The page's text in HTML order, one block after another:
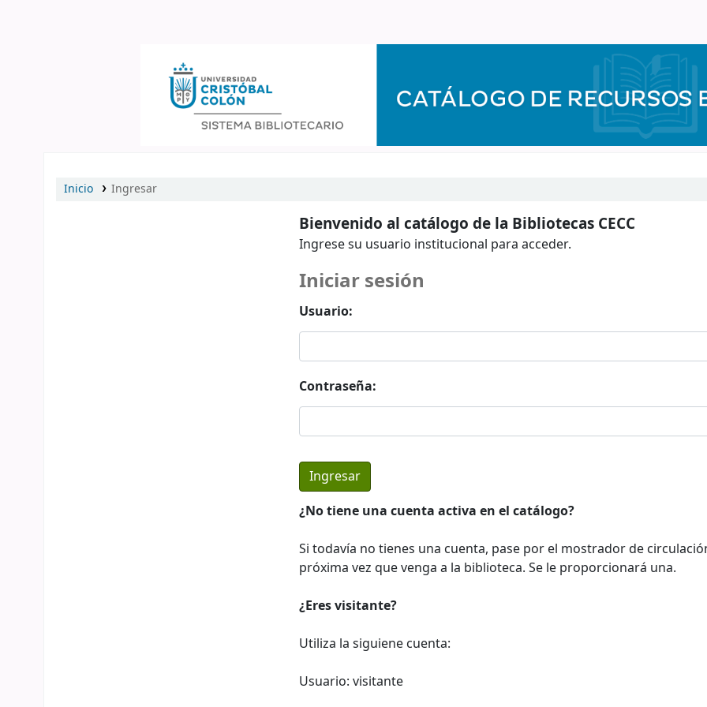
Inicio Ingresar
Bienvenido al catálogo de la Bibliotecas CECC
Ingrese su usuario institucional para acceder.
Iniciar sesión
Usuario:
Contraseña:
¿No tiene una cuenta activa en el catálogo?
Si todavía no tienes una cuenta, pase por el mostrador de
próxima vez que venga a la biblioteca. Se le proporcionará una.
¿Eres visitante?
Utiliza la siguiene cuenta:
Usuario: visitante